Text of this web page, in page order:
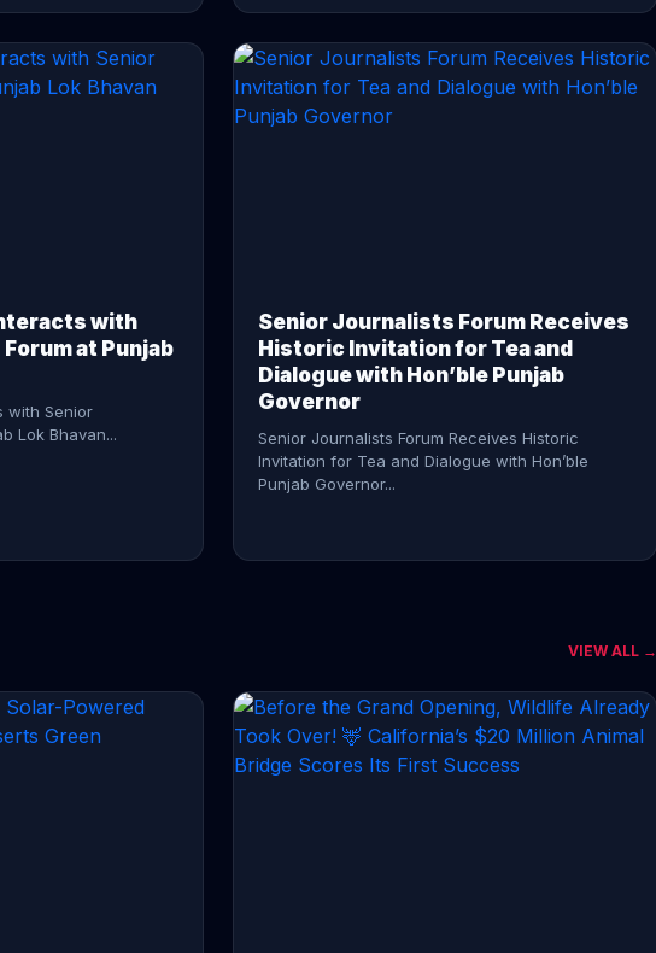
with
at Punjab
with Senior
Lok Bhavan...
Senior Journalists Forum Receives
Historic Invitation for Tea and
Dialogue with Hon’ble Punjab
Governor
Senior Journalists Forum Receives Historic
Invitation for Tea and Dialogue with Hon’ble
Punjab Governor...
CONTINUE READING →
VIEW ALL →